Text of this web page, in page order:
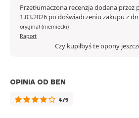
Przetłumaczona recenzja dodana
1.03.2026 po doświadczeniu zakupu z
oryginał (niemiecki)
Raport
Czy kupiłbyś te opony
OPINIA OD BEN
4/5